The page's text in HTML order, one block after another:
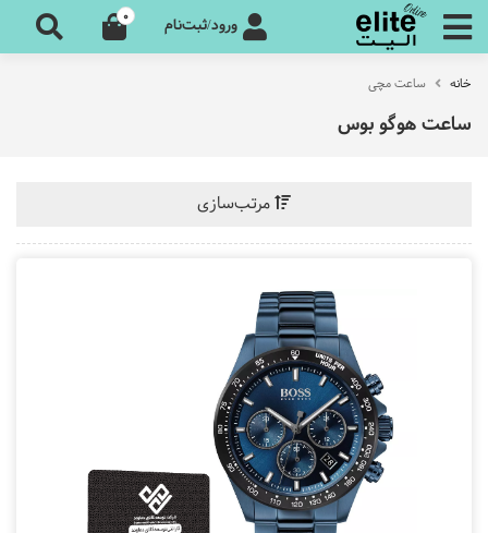
ورود/ثبت‌نام 0
خانه ساعت مچی
ساعت هوگو بوس
مرتب‌سازی